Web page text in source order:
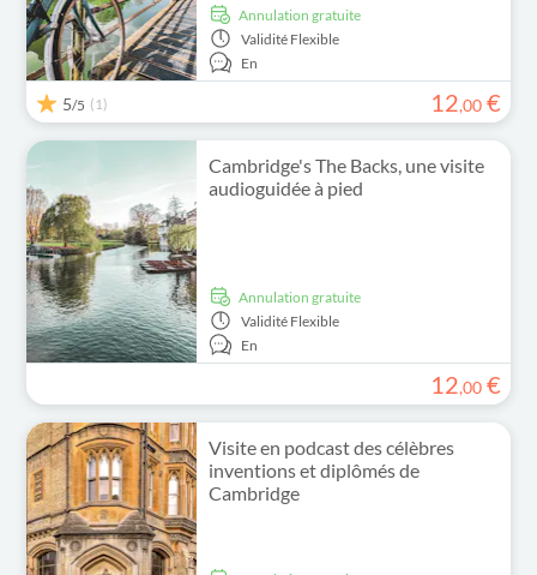
Annulation gratuite
Validité Flexible
En
5/5 (1) 12,00 €
Cambridge's The Backs, une visite
audioguidée à pied
Annulation gratuite
Validité Flexible
En
12,00 €
Visite en podcast des célèbres
inventions et diplômés de
Cambridge